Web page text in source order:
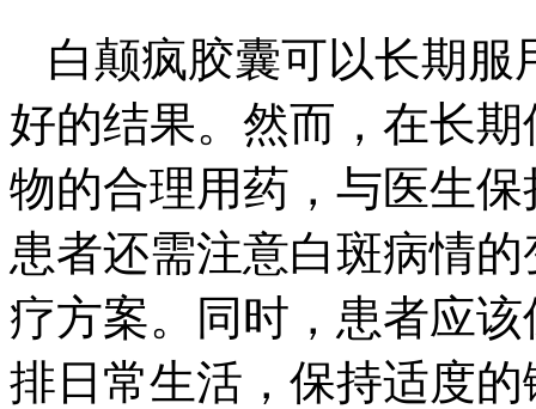
白颠疯胶囊可以长期
好的结果。然而，在长
物的合理用药，与医生
患者还需注意白斑病情
疗方案。同时，患者应
排日常生活，保持适度